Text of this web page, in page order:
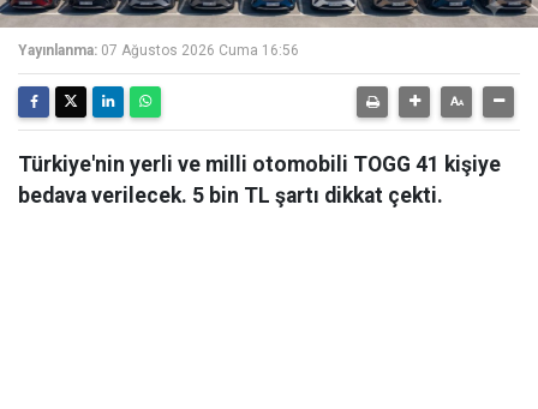
Yayınlanma: 07 Ağustos 2026 Cuma 16:56
Türkiye'nin yerli ve milli otomobili TOGG 41 kişiye
bedava verilecek. 5 bin TL şartı dikkat çekti.